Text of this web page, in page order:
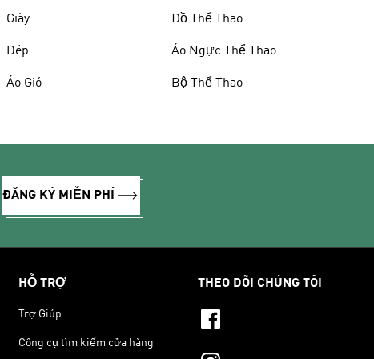
Giày
Dép
Áo Gió
Đồ Thể Thao
Áo Ngực Thể Thao
Bộ Thể Thao
ĐĂNG KÝ MIỄN PHÍ
HỖ TRỢ
Trợ Giúp
Công cụ tìm kiếm cửa hàng
THEO DÕI CHÚNG TÔI